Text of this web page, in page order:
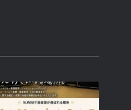
用料金改定の